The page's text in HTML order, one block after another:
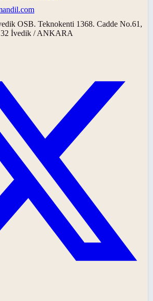
OSB. Teknokenti 1368. Cadde No.61,
İvedik / ANKARA